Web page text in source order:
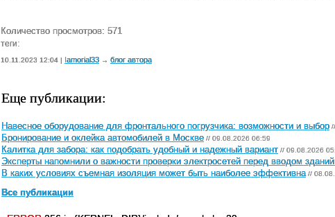
Количество просмотров: 571
теги:
10.11.2023 12:04 | Iamorial33 → блог автора
Еще публикации:
Навесное оборудование для фронтального погрузчика: возможности и выбор
Бронирование и оклейка автомобилей в Москве // 09.08.2026 06:59
Калитка для забора: как подобрать удобный и надежный вариант // 09.08.2026
Эксперты напомнили о важности проверки электросетей перед вводом
В каких условиях съемная изоляция может быть наиболее эффективна //
Все публикации